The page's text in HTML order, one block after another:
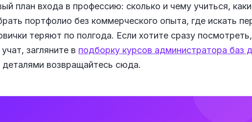
план входа в профессию: сколько и чему учиться,
портфолио без коммерческого опыта, где искать
теряют по полгода. Если хотите сразу
загляните в подборку курсов администратора баз
деталями возвращайтесь сюда.